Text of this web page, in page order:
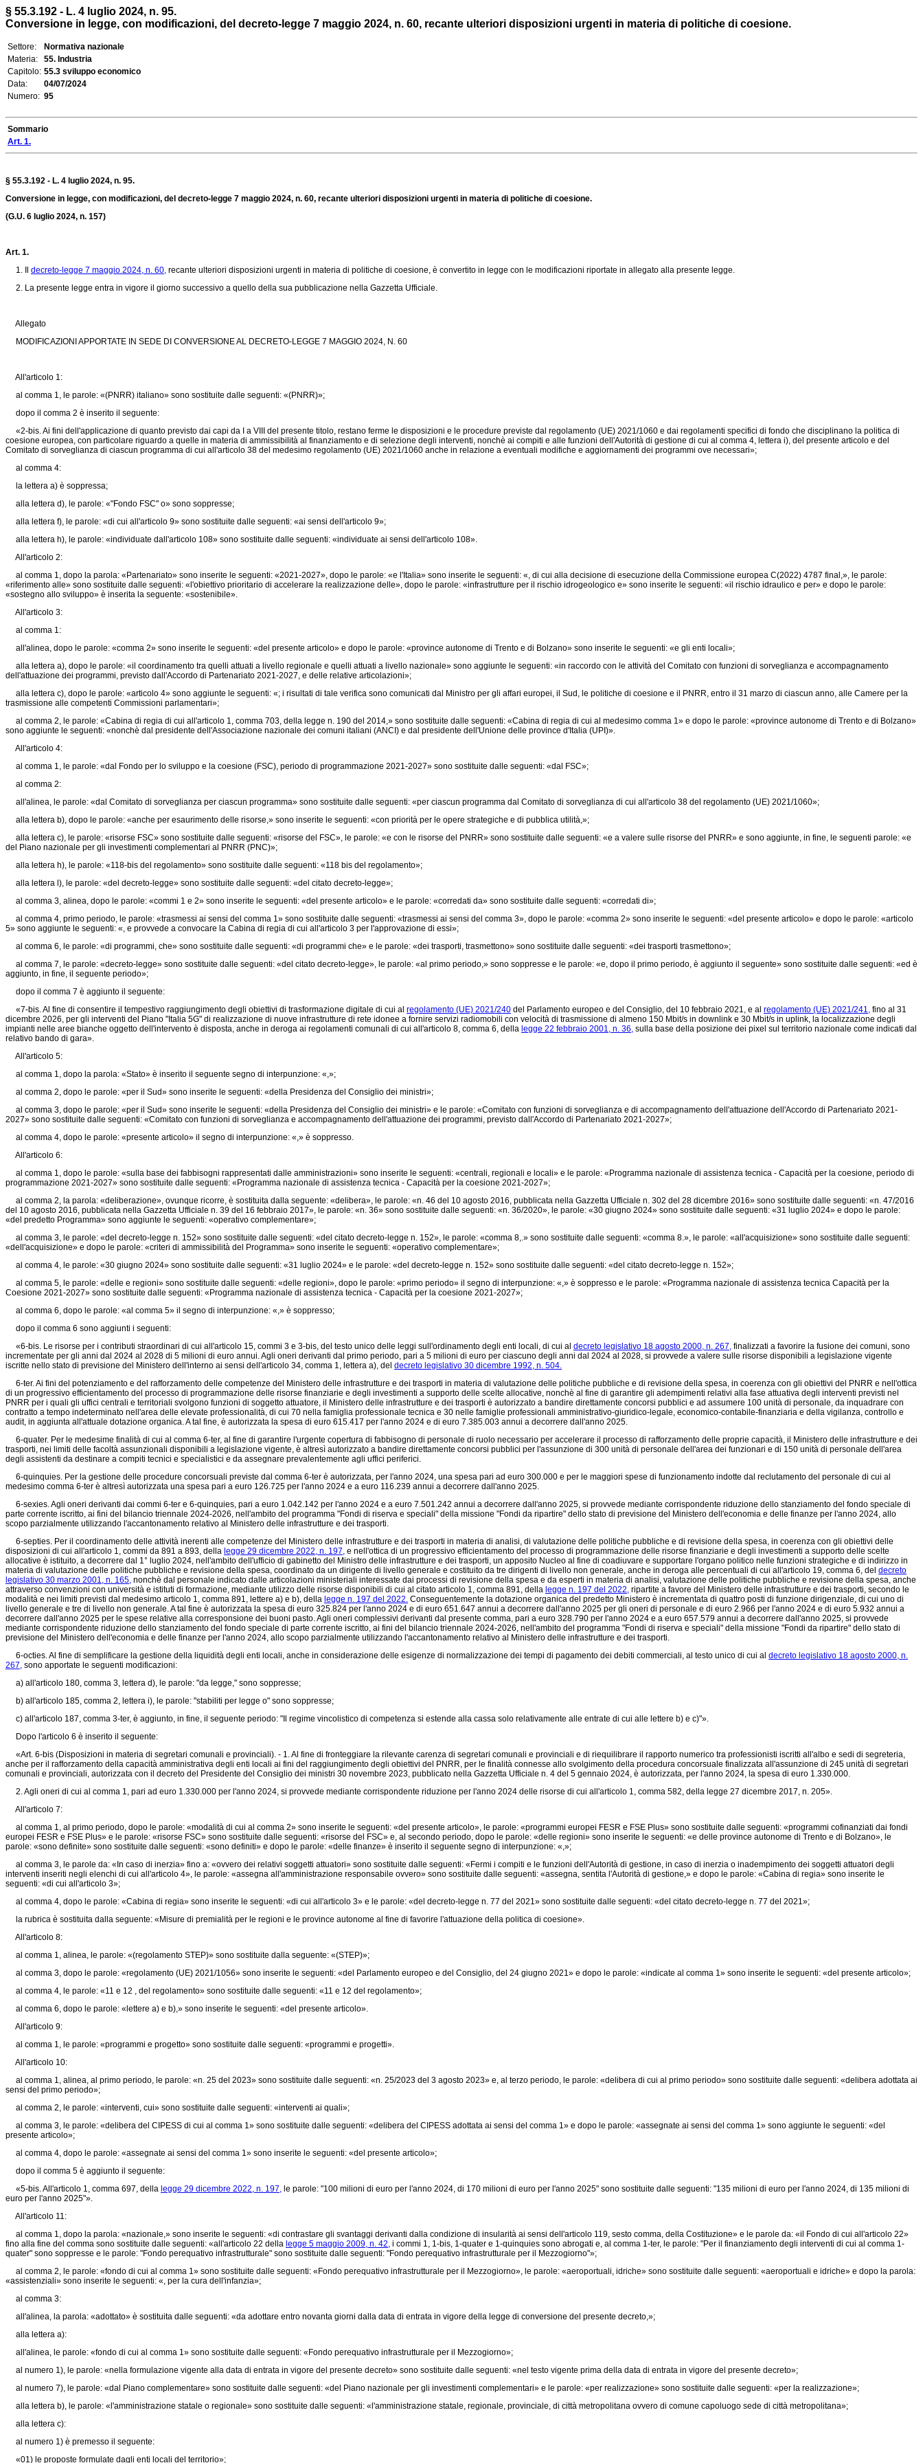
§ 55.3.192 - L. 4 luglio 2024, n. 95.
Conversione in legge, con modificazioni, del decreto-legge 7 maggio 2024, n. 60, recante ulteriori disposizioni urgenti in materia di politiche di coesione.
Settore:
Normativa nazionale
Materia:
55. Industria
Capitolo: 55.3 sviluppo economico
Data:
04/07/2024
Numero: 95
Sommario
Art. 1.
§ 55.3.192 - L. 4 luglio 2024, n. 95.
Conversione in legge, con modificazioni, del decreto-legge 7 maggio 2024, n. 60, recante ulteriori disposizioni urgenti in materia di politiche di coesione.
(G.U. 6 luglio 2024, n. 157)
Art. 1.
1. Il decreto-legge 7 maggio 2024, n. 60, recante ulteriori disposizioni urgenti in materia di politiche di coesione, è convertito in legge con le modificazioni riportate in allegato alla presente legge.
2. La presente legge entra in vigore il giorno successivo a quello della sua pubblicazione nella Gazzetta Ufficiale.
Allegato
MODIFICAZIONI APPORTATE IN SEDE DI CONVERSIONE AL DECRETO-LEGGE 7 MAGGIO 2024, N. 60
All'articolo 1:
al comma 1, le parole: «(PNRR) italiano» sono sostituite dalle seguenti: «(PNRR)»;
dopo il comma 2 è inserito il seguente:
«2-bis. Ai fini dell'applicazione di quanto previsto dai capi da I a VIII del presente titolo, restano ferme le disposizioni e le procedure previste dal regolamento (UE) 2021/1060 e dai regolamenti specifici di fondo che disciplinano la politica di
coesione europea, con particolare riguardo a quelle in materia di ammissibilità al finanziamento e di selezione degli interventi, nonchè ai compiti e alle funzioni dell'Autorità di gestione di cui al comma 4, lettera i), del presente articolo e del
Comitato di sorveglianza di ciascun programma di cui all'articolo 38 del medesimo regolamento (UE) 2021/1060 anche in relazione a eventuali modifiche e aggiornamenti dei programmi ove necessari»;
al comma 4:
la lettera a) è soppressa;
alla lettera d), le parole: «"Fondo FSC" o» sono soppresse;
alla lettera f), le parole: «di cui all'articolo 9» sono sostituite dalle seguenti: «ai sensi dell'articolo 9»;
alla lettera h), le parole: «individuate dall'articolo 108» sono sostituite dalle seguenti: «individuate ai sensi dell'articolo 108».
All'articolo 2:
al comma 1, dopo la parola: «Partenariato» sono inserite le seguenti: «2021-2027», dopo le parole: «e l'Italia» sono inserite le seguenti: «, di cui alla decisione di esecuzione della Commissione europea C(2022) 4787 final,», le parole:
«riferimento alle» sono sostituite dalle seguenti: «l'obiettivo prioritario di accelerare la realizzazione delle», dopo le parole: «infrastrutture per il rischio idrogeologico e» sono inserite le seguenti: «il rischio idraulico e per» e dopo le parole:
«sostegno allo sviluppo» è inserita la seguente: «sostenibile».
All'articolo 3:
al comma 1:
all'alinea, dopo le parole: «comma 2» sono inserite le seguenti: «del presente articolo» e dopo le parole: «province autonome di Trento e di Bolzano» sono inserite le seguenti: «e gli enti locali»;
alla lettera a), dopo le parole: «il coordinamento tra quelli attuati a livello regionale e quelli attuati a livello nazionale» sono aggiunte le seguenti: «in raccordo con le attività del Comitato con funzioni di sorveglianza e accompagnamento
dell'attuazione dei programmi, previsto dall'Accordo di Partenariato 2021-2027, e delle relative articolazioni»;
alla lettera c), dopo le parole: «articolo 4» sono aggiunte le seguenti: «; i risultati di tale verifica sono comunicati dal Ministro per gli affari europei, il Sud, le politiche di coesione e il PNRR, entro il 31 marzo di ciascun anno, alle Camere per la
trasmissione alle competenti Commissioni parlamentari»;
al comma 2, le parole: «Cabina di regia di cui all'articolo 1, comma 703, della legge n. 190 del 2014,» sono sostituite dalle seguenti: «Cabina di regia di cui al medesimo comma 1» e dopo le parole: «province autonome di Trento e di Bolzano»
sono aggiunte le seguenti: «nonchè dal presidente dell'Associazione nazionale dei comuni italiani (ANCI) e dal presidente dell'Unione delle province d'Italia (UPI)».
All'articolo 4:
al comma 1, le parole: «dal Fondo per lo sviluppo e la coesione (FSC), periodo di programmazione 2021-2027» sono sostituite dalle seguenti: «dal FSC»;
al comma 2:
all'alinea, le parole: «dal Comitato di sorveglianza per ciascun programma» sono sostituite dalle seguenti: «per ciascun programma dal Comitato di sorveglianza di cui all'articolo 38 del regolamento (UE) 2021/1060»;
alla lettera b), dopo le parole: «anche per esaurimento delle risorse,» sono inserite le seguenti: «con priorità per le opere strategiche e di pubblica utilità,»;
alla lettera c), le parole: «risorse FSC» sono sostituite dalle seguenti: «risorse del FSC», le parole: «e con le risorse del PNRR» sono sostituite dalle seguenti: «e a valere sulle risorse del PNRR» e sono aggiunte, in fine, le seguenti parole: «e
del Piano nazionale per gli investimenti complementari al PNRR (PNC)»;
alla lettera h), le parole: «118-bis del regolamento» sono sostituite dalle seguenti: «118 bis del regolamento»;
alla lettera l), le parole: «del decreto-legge» sono sostituite dalle seguenti: «del citato decreto-legge»;
al comma 3, alinea, dopo le parole: «commi 1 e 2» sono inserite le seguenti: «del presente articolo» e le parole: «corredati da» sono sostituite dalle seguenti: «corredati di»;
al comma 4, primo periodo, le parole: «trasmessi ai sensi del comma 1» sono sostituite dalle seguenti: «trasmessi ai sensi del comma 3», dopo le parole: «comma 2» sono inserite le seguenti: «del presente articolo» e dopo le parole: «articolo
5» sono aggiunte le seguenti: «, e provvede a convocare la Cabina di regia di cui all'articolo 3 per l'approvazione di essi»;
al comma 6, le parole: «di programmi, che» sono sostituite dalle seguenti: «di programmi che» e le parole: «dei trasporti, trasmettono» sono sostituite dalle seguenti: «dei trasporti trasmettono»;
al comma 7, le parole: «decreto-legge» sono sostituite dalle seguenti: «del citato decreto-legge», le parole: «al primo periodo,» sono soppresse e le parole: «e, dopo il primo periodo, è aggiunto il seguente» sono sostituite dalle seguenti: «ed è
aggiunto, in fine, il seguente periodo»;
dopo il comma 7 è aggiunto il seguente:
«7-bis. Al fine di consentire il tempestivo raggiungimento degli obiettivi di trasformazione digitale di cui al regolamento (UE) 2021/240 del Parlamento europeo e del Consiglio, del 10 febbraio 2021, e al regolamento (UE) 2021/241, fino al 31
dicembre 2026, per gli interventi del Piano "Italia 5G" di realizzazione di nuove infrastrutture di rete idonee a fornire servizi radiomobili con velocità di trasmissione di almeno 150 Mbit/s in downlink e 30 Mbit/s in uplink, la localizzazione degli
impianti nelle aree bianche oggetto dell'intervento è disposta, anche in deroga ai regolamenti comunali di cui all'articolo 8, comma 6, della legge 22 febbraio 2001, n. 36, sulla base della posizione dei pixel sul territorio nazionale come indicati dal
relativo bando di gara».
All'articolo 5:
al comma 1, dopo la parola: «Stato» è inserito il seguente segno di interpunzione: «,»;
al comma 2, dopo le parole: «per il Sud» sono inserite le seguenti: «della Presidenza del Consiglio dei ministri»;
al comma 3, dopo le parole: «per il Sud» sono inserite le seguenti: «della Presidenza del Consiglio dei ministri» e le parole: «Comitato con funzioni di sorveglianza e di accompagnamento dell'attuazione dell'Accordo di Partenariato 2021-
2027» sono sostituite dalle seguenti: «Comitato con funzioni di sorveglianza e accompagnamento dell'attuazione dei programmi, previsto dall'Accordo di Partenariato 2021-2027»;
al comma 4, dopo le parole: «presente articolo» il segno di interpunzione: «,» è soppresso.
All'articolo 6:
al comma 1, dopo le parole: «sulla base dei fabbisogni rappresentati dalle amministrazioni» sono inserite le seguenti: «centrali, regionali e locali» e le parole: «Programma nazionale di assistenza tecnica - Capacità per la coesione, periodo di
programmazione 2021-2027» sono sostituite dalle seguenti: «Programma nazionale di assistenza tecnica - Capacità per la coesione 2021-2027»;
al comma 2, la parola: «deliberazione», ovunque ricorre, è sostituita dalla seguente: «delibera», le parole: «n. 46 del 10 agosto 2016, pubblicata nella Gazzetta Ufficiale n. 302 del 28 dicembre 2016» sono sostituite dalle seguenti: «n. 47/2016
del 10 agosto 2016, pubblicata nella Gazzetta Ufficiale n. 39 del 16 febbraio 2017», le parole: «n. 36» sono sostituite dalle seguenti: «n. 36/2020», le parole: «30 giugno 2024» sono sostituite dalle seguenti: «31 luglio 2024» e dopo le parole:
«del predetto Programma» sono aggiunte le seguenti: «operativo complementare»;
al comma 3, le parole: «del decreto-legge n. 152» sono sostituite dalle seguenti: «del citato decreto-legge n. 152», le parole: «comma 8,.» sono sostituite dalle seguenti: «comma 8.», le parole: «all'acquisizione» sono sostituite dalle seguenti:
«dell'acquisizione» e dopo le parole: «criteri di ammissibilità del Programma» sono inserite le seguenti: «operativo complementare»;
al comma 4, le parole: «30 giugno 2024» sono sostituite dalle seguenti: «31 luglio 2024» e le parole: «del decreto-legge n. 152» sono sostituite dalle seguenti: «del citato decreto-legge n. 152»;
al comma 5, le parole: «delle e regioni» sono sostituite dalle seguenti: «delle regioni», dopo le parole: «primo periodo» il segno di interpunzione: «,» è soppresso e le parole: «Programma nazionale di assistenza tecnica Capacità per la
Coesione 2021-2027» sono sostituite dalle seguenti: «Programma nazionale di assistenza tecnica - Capacità per la coesione 2021-2027»;
al comma 6, dopo le parole: «al comma 5» il segno di interpunzione: «,» è soppresso;
dopo il comma 6 sono aggiunti i seguenti:
«6-bis. Le risorse per i contributi straordinari di cui all'articolo 15, commi 3 e 3-bis, del testo unico delle leggi sull'ordinamento degli enti locali, di cui al decreto legislativo 18 agosto 2000, n. 267, finalizzati a favorire la fusione dei comuni, sono
incrementate per gli anni dal 2024 al 2028 di 5 milioni di euro annui. Agli oneri derivanti dal primo periodo, pari a 5 milioni di euro per ciascuno degli anni dal 2024 al 2028, si provvede a valere sulle risorse disponibili a legislazione vigente
iscritte nello stato di previsione del Ministero dell'interno ai sensi dell'articolo 34, comma 1, lettera a), del decreto legislativo 30 dicembre 1992, n. 504.
6-ter. Ai fini del potenziamento e del rafforzamento delle competenze del Ministero delle infrastrutture e dei trasporti in materia di valutazione delle politiche pubbliche e di revisione della spesa, in coerenza con gli obiettivi del PNRR e nell'ottica
di un progressivo efficientamento del processo di programmazione delle risorse finanziarie e degli investimenti a supporto delle scelte allocative, nonchè al fine di garantire gli adempimenti relativi alla fase attuativa degli interventi previsti nel
PNRR per i quali gli uffici centrali e territoriali svolgono funzioni di soggetto attuatore, il Ministero delle infrastrutture e dei trasporti è autorizzato a bandire direttamente concorsi pubblici e ad assumere 100 unità di personale, da inquadrare con
contratto a tempo indeterminato nell'area delle elevate professionalità, di cui 70 nella famiglia professionale tecnica e 30 nelle famiglie professionali amministrativo-giuridico-legale, economico-contabile-finanziaria e della vigilanza, controllo e
audit, in aggiunta all'attuale dotazione organica. A tal fine, è autorizzata la spesa di euro 615.417 per l'anno 2024 e di euro 7.385.003 annui a decorrere dall'anno 2025.
6-quater. Per le medesime finalità di cui al comma 6-ter, al fine di garantire l'urgente copertura di fabbisogno di personale di ruolo necessario per accelerare il processo di rafforzamento delle proprie capacità, il Ministero delle infrastrutture e dei
trasporti, nei limiti delle facoltà assunzionali disponibili a legislazione vigente, è altresì autorizzato a bandire direttamente concorsi pubblici per l'assunzione di 300 unità di personale dell'area dei funzionari e di 150 unità di personale dell'area
degli assistenti da destinare a compiti tecnici e specialistici e da assegnare prevalentemente agli uffici periferici.
6-quinquies. Per la gestione delle procedure concorsuali previste dal comma 6-ter è autorizzata, per l'anno 2024, una spesa pari ad euro 300.000 e per le maggiori spese di funzionamento indotte dal reclutamento del personale di cui al
medesimo comma 6-ter è altresì autorizzata una spesa pari a euro 126.725 per l'anno 2024 e a euro 116.239 annui a decorrere dall'anno 2025.
6-sexies. Agli oneri derivanti dai commi 6-ter e 6-quinquies, pari a euro 1.042.142 per l'anno 2024 e a euro 7.501.242 annui a decorrere dall'anno 2025, si provvede mediante corrispondente riduzione dello stanziamento del fondo speciale di
parte corrente iscritto, ai fini del bilancio triennale 2024-2026, nell'ambito del programma "Fondi di riserva e speciali" della missione "Fondi da ripartire" dello stato di previsione del Ministero dell'economia e delle finanze per l'anno 2024, allo
scopo parzialmente utilizzando l'accantonamento relativo al Ministero delle infrastrutture e dei trasporti.
6-septies. Per il coordinamento delle attività inerenti alle competenze del Ministero delle infrastrutture e dei trasporti in materia di analisi, di valutazione delle politiche pubbliche e di revisione della spesa, in coerenza con gli obiettivi delle
disposizioni di cui all'articolo 1, commi da 891 a 893, della legge 29 dicembre 2022, n. 197, e nell'ottica di un progressivo efficientamento del processo di programmazione delle risorse finanziarie e degli investimenti a supporto delle scelte
allocative è istituito, a decorrere dal 1° luglio 2024, nell'ambito dell'ufficio di gabinetto del Ministro delle infrastrutture e dei trasporti, un apposito Nucleo al fine di coadiuvare e supportare l'organo politico nelle funzioni strategiche e di indirizzo in
materia di valutazione delle politiche pubbliche e revisione della spesa, coordinato da un dirigente di livello generale e costituito da tre dirigenti di livello non generale, anche in deroga alle percentuali di cui all'articolo 19, comma 6, del decreto
legislativo 30 marzo 2001, n. 165, nonchè dal personale indicato dalle articolazioni ministeriali interessate dai processi di revisione della spesa e da esperti in materia di analisi, valutazione delle politiche pubbliche e revisione della spesa, anche
attraverso convenzioni con università e istituti di formazione, mediante utilizzo delle risorse disponibili di cui al citato articolo 1, comma 891, della legge n. 197 del 2022, ripartite a favore del Ministero delle infrastrutture e dei trasporti, secondo le
modalità e nei limiti previsti dal medesimo articolo 1, comma 891, lettere a) e b), della legge n. 197 del 2022. Conseguentemente la dotazione organica del predetto Ministero è incrementata di quattro posti di funzione dirigenziale, di cui uno di
livello generale e tre di livello non generale. A tal fine è autorizzata la spesa di euro 325.824 per l'anno 2024 e di euro 651.647 annui a decorrere dall'anno 2025 per gli oneri di personale e di euro 2.966 per l'anno 2024 e di euro 5.932 annui a
decorrere dall'anno 2025 per le spese relative alla corresponsione dei buoni pasto. Agli oneri complessivi derivanti dal presente comma, pari a euro 328.790 per l'anno 2024 e a euro 657.579 annui a decorrere dall'anno 2025, si provvede
mediante corrispondente riduzione dello stanziamento del fondo speciale di parte corrente iscritto, ai fini del bilancio triennale 2024-2026, nell'ambito del programma "Fondi di riserva e speciali" della missione "Fondi da ripartire" dello stato di
previsione del Ministero dell'economia e delle finanze per l'anno 2024, allo scopo parzialmente utilizzando l'accantonamento relativo al Ministero delle infrastrutture e dei trasporti.
6-octies. Al fine di semplificare la gestione della liquidità degli enti locali, anche in considerazione delle esigenze di normalizzazione dei tempi di pagamento dei debiti commerciali, al testo unico di cui al decreto legislativo 18 agosto 2000, n.
267, sono apportate le seguenti modificazioni:
a) all'articolo 180, comma 3, lettera d), le parole: "da legge," sono soppresse;
b) all'articolo 185, comma 2, lettera i), le parole: "stabiliti per legge o" sono soppresse;
c) all'articolo 187, comma 3-ter, è aggiunto, in fine, il seguente periodo: "Il regime vincolistico di competenza si estende alla cassa solo relativamente alle entrate di cui alle lettere b) e c)"».
Dopo l'articolo 6 è inserito il seguente:
«Art. 6-bis (Disposizioni in materia di segretari comunali e provinciali). - 1. Al fine di fronteggiare la rilevante carenza di segretari comunali e provinciali e di riequilibrare il rapporto numerico tra professionisti iscritti all'albo e sedi di segreteria,
anche per il rafforzamento della capacità amministrativa degli enti locali ai fini del raggiungimento degli obiettivi del PNRR, per le finalità connesse allo svolgimento della procedura concorsuale finalizzata all'assunzione di 245 unità di segretari
comunali e provinciali, autorizzata con il decreto del Presidente del Consiglio dei ministri 30 novembre 2023, pubblicato nella Gazzetta Ufficiale n. 4 del 5 gennaio 2024, è autorizzata, per l'anno 2024, la spesa di euro 1.330.000.
2. Agli oneri di cui al comma 1, pari ad euro 1.330.000 per l'anno 2024, si provvede mediante corrispondente riduzione per l'anno 2024 delle risorse di cui all'articolo 1, comma 582, della legge 27 dicembre 2017, n. 205».
All'articolo 7:
al comma 1, al primo periodo, dopo le parole: «modalità di cui al comma 2» sono inserite le seguenti: «del presente articolo», le parole: «programmi europei FESR e FSE Plus» sono sostituite dalle seguenti: «programmi cofinanziati dai fondi
europei FESR e FSE Plus» e le parole: «risorse FSC» sono sostituite dalle seguenti: «risorse del FSC» e, al secondo periodo, dopo le parole: «delle regioni» sono inserite le seguenti: «e delle province autonome di Trento e di Bolzano», le
parole: «sono definite» sono sostituite dalle seguenti: «sono definiti» e dopo le parole: «delle finanze» è inserito il seguente segno di interpunzione: «,»;
al comma 3, le parole da: «In caso di inerzia» fino a: «ovvero dei relativi soggetti attuatori» sono sostituite dalle seguenti: «Fermi i compiti e le funzioni dell'Autorità di gestione, in caso di inerzia o inadempimento dei soggetti attuatori degli
interventi inseriti negli elenchi di cui all'articolo 4», le parole: «assegna all'amministrazione responsabile ovvero» sono sostituite dalle seguenti: «assegna, sentita l'Autorità di gestione,» e dopo le parole: «Cabina di regia» sono inserite le
seguenti: «di cui all'articolo 3»;
al comma 4, dopo le parole: «Cabina di regia» sono inserite le seguenti: «di cui all'articolo 3» e le parole: «del decreto-legge n. 77 del 2021» sono sostituite dalle seguenti: «del citato decreto-legge n. 77 del 2021»;
la rubrica è sostituita dalla seguente: «Misure di premialità per le regioni e le province autonome al fine di favorire l'attuazione della politica di coesione».
All'articolo 8:
al comma 1, alinea, le parole: «(regolamento STEP)» sono sostituite dalla seguente: «(STEP)»;
al comma 3, dopo le parole: «regolamento (UE) 2021/1056» sono inserite le seguenti: «del Parlamento europeo e del Consiglio, del 24 giugno 2021» e dopo le parole: «indicate al comma 1» sono inserite le seguenti: «del presente articolo»;
al comma 4, le parole: «11 e 12 , del regolamento» sono sostituite dalle seguenti: «11 e 12 del regolamento»;
al comma 6, dopo le parole: «lettere a) e b),» sono inserite le seguenti: «del presente articolo».
All'articolo 9:
al comma 1, le parole: «programmi e progetto» sono sostituite dalle seguenti: «programmi e progetti».
All'articolo 10:
al comma 1, alinea, al primo periodo, le parole: «n. 25 del 2023» sono sostituite dalle seguenti: «n. 25/2023 del 3 agosto 2023» e, al terzo periodo, le parole: «delibera di cui al primo periodo» sono sostituite dalle seguenti: «delibera adottata ai
sensi del primo periodo»;
al comma 2, le parole: «interventi, cui» sono sostituite dalle seguenti: «interventi ai quali»;
al comma 3, le parole: «delibera del CIPESS di cui al comma 1» sono sostituite dalle seguenti: «delibera del CIPESS adottata ai sensi del comma 1» e dopo le parole: «assegnate ai sensi del comma 1» sono aggiunte le seguenti: «del
presente articolo»;
al comma 4, dopo le parole: «assegnate ai sensi del comma 1» sono inserite le seguenti: «del presente articolo»;
dopo il comma 5 è aggiunto il seguente:
«5-bis. All'articolo 1, comma 697, della legge 29 dicembre 2022, n. 197, le parole: "100 milioni di euro per l'anno 2024, di 170 milioni di euro per l'anno 2025" sono sostituite dalle seguenti: "135 milioni di euro per l'anno 2024, di 135 milioni di
euro per l'anno 2025"».
All'articolo 11:
al comma 1, dopo la parola: «nazionale,» sono inserite le seguenti: «di contrastare gli svantaggi derivanti dalla condizione di insularità ai sensi dell'articolo 119, sesto comma, della Costituzione» e le parole da: «il Fondo di cui all'articolo 22»
fino alla fine del comma sono sostituite dalle seguenti: «all'articolo 22 della legge 5 maggio 2009, n. 42, i commi 1, 1-bis, 1-quater e 1-quinquies sono abrogati e, al comma 1-ter, le parole: "Per il finanziamento degli interventi di cui al comma 1-
quater" sono soppresse e le parole: "Fondo perequativo infrastrutturale" sono sostituite dalle seguenti: "Fondo perequativo infrastrutturale per il Mezzogiorno"»;
al comma 2, le parole: «fondo di cui al comma 1» sono sostituite dalle seguenti: «Fondo perequativo infrastrutturale per il Mezzogiorno», le parole: «aeroportuali, idriche» sono sostituite dalle seguenti: «aeroportuali e idriche» e dopo la parola:
«assistenziali» sono inserite le seguenti: «, per la cura dell'infanzia»;
al comma 3:
all'alinea, la parola: «adottato» è sostituita dalle seguenti: «da adottare entro novanta giorni dalla data di entrata in vigore della legge di conversione del presente decreto,»;
alla lettera a):
all'alinea, le parole: «fondo di cui al comma 1» sono sostituite dalle seguenti: «Fondo perequativo infrastrutturale per il Mezzogiorno»;
al numero 1), le parole: «nella formulazione vigente alla data di entrata in vigore del presente decreto» sono sostituite dalle seguenti: «nel testo vigente prima della data di entrata in vigore del presente decreto»;
al numero 7), le parole: «dal Piano complementare» sono sostituite dalle seguenti: «del Piano nazionale per gli investimenti complementari» e le parole: «per realizzazione» sono sostituite dalle seguenti: «per la realizzazione»;
alla lettera b), le parole: «l'amministrazione statale o regionale» sono sostituite dalle seguenti: «l'amministrazione statale, regionale, provinciale, di città metropolitana ovvero di comune capoluogo sede di città metropolitana»;
alla lettera c):
al numero 1) è premesso il seguente:
«01) le proposte formulate dagli enti locali del territorio»;